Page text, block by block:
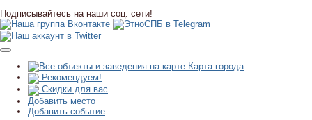
Подписывайтесь на наши соц. сети!
Карта города
Рекомендуем!
Скидки для вас
Добавить место
Добавить событие